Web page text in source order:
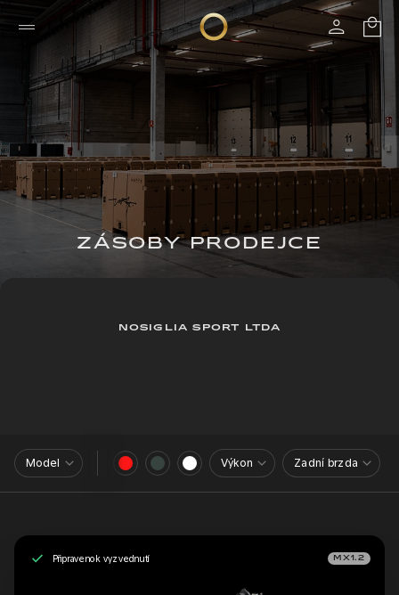
ZÁSOBY PRODEJCE
NOSIGLIA SPORT LTDA
Model Výkon Zadní brzda
Připraveno k vyzvednutí MX1.2